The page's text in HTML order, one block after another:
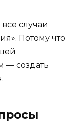
случаи
Потому что
— создать